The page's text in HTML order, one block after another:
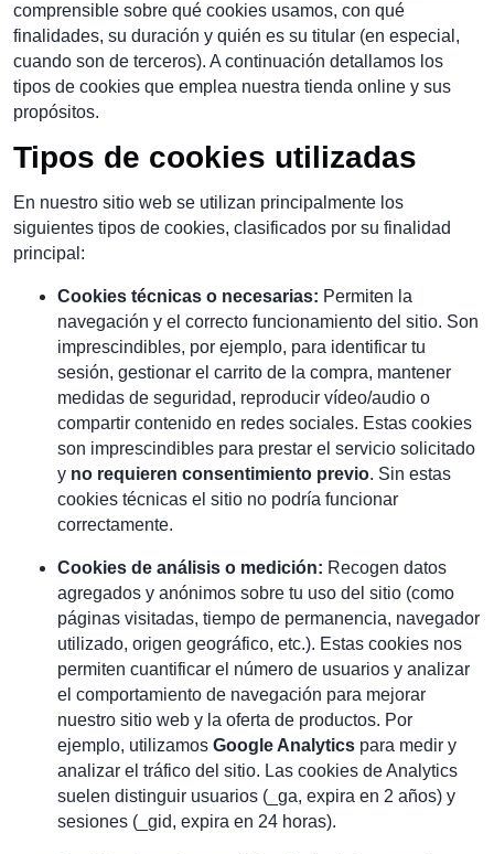
comprensible sobre qué cookies usamos, con qué
finalidades, su duración y quién es su titular (en especial,
cuando son de terceros). A continuación detallamos los
tipos de cookies que emplea nuestra tienda online y sus
propósitos.
Tipos de cookies utilizadas
En nuestro sitio web se utilizan principalmente los
siguientes tipos de cookies, clasificados por su finalidad
principal:
Cookies técnicas o necesarias: Permiten la
navegación y el correcto funcionamiento del sitio. Son
imprescindibles, por ejemplo, para identificar tu
sesión, gestionar el carrito de la compra, mantener
medidas de seguridad, reproducir vídeo/audio o
compartir contenido en redes sociales. Estas cookies
son imprescindibles para prestar el servicio solicitado
y no requieren consentimiento previo. Sin estas
cookies técnicas el sitio no podría funcionar
correctamente.
Cookies de análisis o medición: Recogen datos
agregados y anónimos sobre tu uso del sitio (como
páginas visitadas, tiempo de permanencia, navegador
utilizado, origen geográfico, etc.). Estas cookies nos
permiten cuantificar el número de usuarios y analizar
el comportamiento de navegación para mejorar
nuestro sitio web y la oferta de productos. Por
ejemplo, utilizamos Google Analytics para medir y
analizar el tráfico del sitio. Las cookies de Analytics
suelen distinguir usuarios (_ga, expira en 2 años) y
sesiones (_gid, expira en 24 horas).